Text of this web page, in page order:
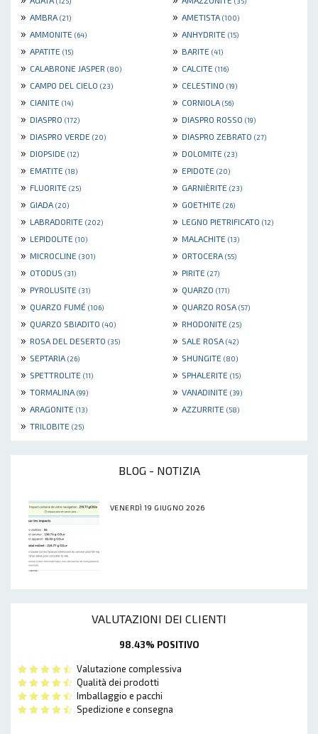
» AMBRA (21) » AMETISTA (100)
» AMMONITE (64) » ANHYDRITE (15)
» APATITE (15) » BARITE (41)
» CALABRONE JASPER (80) » CALCITE (116)
» CAMPO DEL CIELO (23) » CELESTINO (19)
» CIANITE (14) » CORNIOLA (56)
» DIASPRO (172) » DIASPRO ROSSO (19)
» DIASPRO VERDE (20) » DIASPRO ZEBRATO (27)
» DIOPSIDE (12) » DOLOMITE (23)
» EMATITE (18) » EPIDOTE (20)
» FLUORITE (25) » GARNIÈRITE (23)
» GIADA (20) » GOETHITE (26)
» LABRADORITE (202) » LEGNO PIETRIFICATO (12)
» LEPIDOLITE (10) » MALACHITE (13)
» MICROCLINE (301) » ORTOCERA (55)
» OTODUS (31) » PIRITE (27)
» PYROLUSITE (31) » QUARZO (171)
» QUARZO FUMÉ (106) » QUARZO ROSA (57)
» QUARZO SBIADITO (40) » RHODONITE (25)
» ROSA DEL DESERTO (35) » SALE ROSA (42)
» SEPTARIA (26) » SHUNGITE (80)
» SPETTROLITE (11) » SPHALERITE (15)
» TORMALINA (99) » VANADINITE (39)
» ARAGONITE (13) » AZZURRITE (58)
» TRILOBITE (25)
BLOG - NOTIZIA
VENERDÌ 19 GIUGNO 2026
VALUTAZIONI DEI CLIENTI
98.43% POSITIVO
Valutazione complessiva
Qualità dei prodotti
Imballaggio e pacchi
Spedizione e consegna